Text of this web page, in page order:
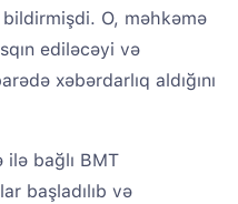
O, məhkəmə
ediləcəyi və
xəbərdarlıq aldığını
bağlı BMT
başladılıb və